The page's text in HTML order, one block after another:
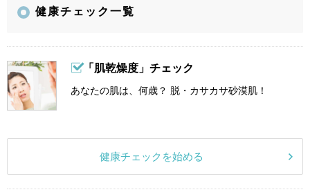
健康チェック一覧
「肌乾燥度」チェック
あなたの肌は、何歳？ 脱・カサカサ砂漠肌！
健康チェックを始める